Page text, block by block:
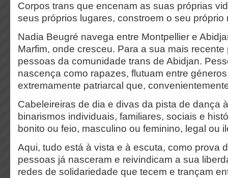
Corpos trans que encenam as suas próprias
seus próprios lugares, constroem o seu próprio
Nadia Beugré navega entre Montpellier e
Marfim, onde cresceu. Para a sua mais
pessoas da comunidade trans de Abidjan.
nascença como rapazes, flutuam entre
extremamente patriarcal que,
Cabeleireiras de dia e divas da pista de dança
binarismos individuais, familiares, sociais e
bonito ou feio, masculino ou feminino, legal ou
Aqui, tudo está à vista e à escuta, como prova
pessoas já nasceram e reivindicam a sua
redes de solidariedade que tecem e trançam